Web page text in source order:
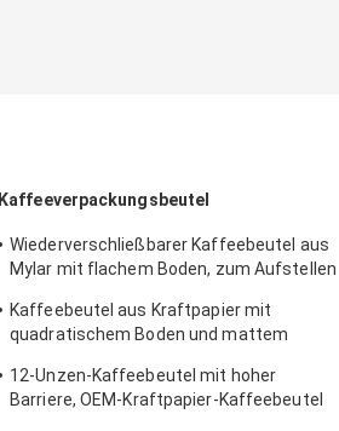
Kaffeeverpackungsbeutel
Wiederverschließbarer Kaffeebeutel aus
Mylar mit flachem Boden, zum Aufstellen
Kaffeebeutel aus Kraftpapier mit
quadratischem Boden und mattem
12-Unzen-Kaffeebeutel mit hoher
Barriere, OEM-Kraftpapier-Kaffeebeutel